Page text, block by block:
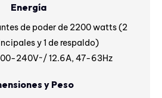
Energía
de poder de 2200 watts (2
y 1 de respaldo)
240V~/ 12.6A, 47-63Hz
y Peso